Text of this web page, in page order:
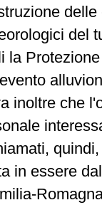
del
la
inoltre che
in essere